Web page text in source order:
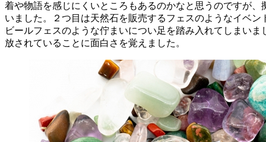
着や物語を感じにくいところもあるのかなと思うのですが
いました。２つ目は天然石を販売するフェスのようなイベ
ビールフェスのような佇まいについ足を踏み入れてしまい
放されていることに面白さを覚えました。